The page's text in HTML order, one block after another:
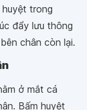
trong
đẩy lưu thông
chân còn lại.
ở mắt cá
Bấm huyệt